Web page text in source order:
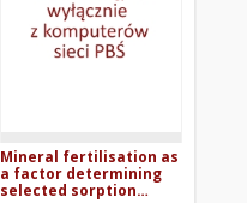
Mineral fertilisation as
a factor determining
selected sorption